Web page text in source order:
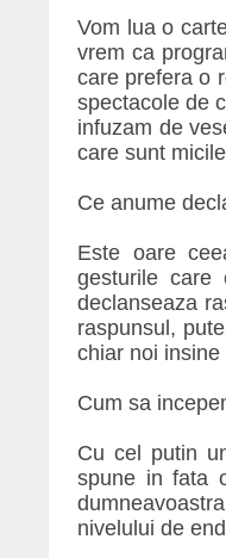
Vom lua o
vrem ca
care prefera o
spectacole de
infuzam de
care sunt
Ce anume
Este oare
gesturile
declanseaza
raspunsul,
chiar noi
Cum sa
Cu cel putin
spune in fata
nivelului de